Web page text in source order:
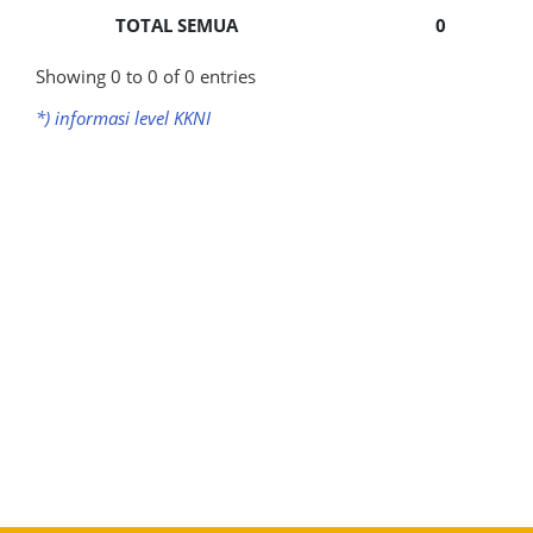
TOTAL SEMUA 0
Showing 0 to 0 of 0 entries
*) informasi level KKNI